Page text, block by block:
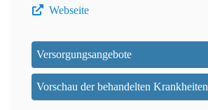
Webseite
Versorgungsangebote
Vorschau der behandelten Krankheiten